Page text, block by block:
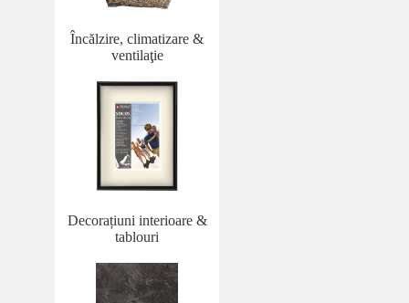
Încălzire, climatizare &
ventilaţie
Decorațiuni interioare &
tablouri